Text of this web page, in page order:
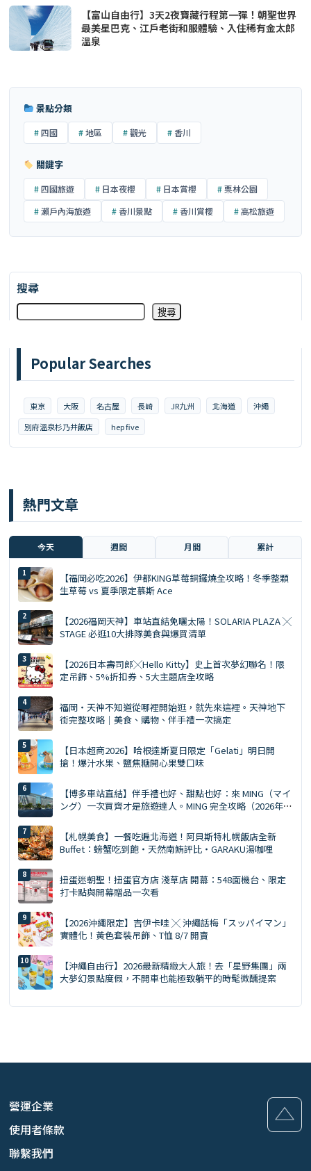
【富山自由行】3天2夜寶藏行程第一彈！朝聖世界
最美星巴克、江戶老街和服體驗、入住稀有金太郎
溫泉
景點分類
四國 地區 觀光 香川
關鍵字
四國旅遊 日本夜櫻 日本賞櫻
栗林公園
瀨戶內海旅遊
香川景點 香川賞櫻 高松旅遊
搜尋
搜尋
Popular Searches
東京 大阪 名古屋 長崎 JR九州 北海道
沖繩
別府溫泉杉乃井飯店
hep five
熱門文章
今天 週間 月間 累計
【福岡必吃2026】伊都KING草莓銅鑼燒全攻略！冬季整顆
生草莓 vs 夏季限定慕斯 Ace
【2026福岡天神】車站直結免曬太陽！SOLARIA PLAZA ╳
STAGE 必逛10大排隊美食與爆買清單
【2026日本壽司郎╳Hello Kitty】史上首次夢幻聯名！限
定吊飾、5%折扣券、5大主題店全攻略
福岡・天神不知道從哪裡開始逛，就先來這裡。天神地下
街完整攻略｜美食、購物、伴手禮一次搞定
【日本超商2026】哈根達斯夏日限定「Gelati」明日開
搶！爆汁水果、鹽焦糖開心果雙口味
【博多車站直結】伴手禮也好、甜點也好：來 MING（マイ
ング）一次買齊才是旅遊達人。MING 完全攻略（2026年
【札幌美食】一餐吃遍北海道！阿貝斯特札幌飯店全新
Buffet：螃蟹吃到飽・天然南鮪評比・GARAKU湯咖哩
扭蛋迷朝聖！扭蛋官方店 淺草店 開幕：548面機台、限定
打卡點與開幕贈品一次看
【2026沖繩限定】吉伊卡哇 ╳ 沖繩話梅「スッパイマン」
實體化！黃色套裝吊飾、T恤 8/7 開賣
【沖繩自由行】2026最新精緻大人旅！去「星野集團」兩
大夢幻景點度假，不開車也能極致躺平的時髦微醺提案
營運企業
使用者條款
聯繫我們